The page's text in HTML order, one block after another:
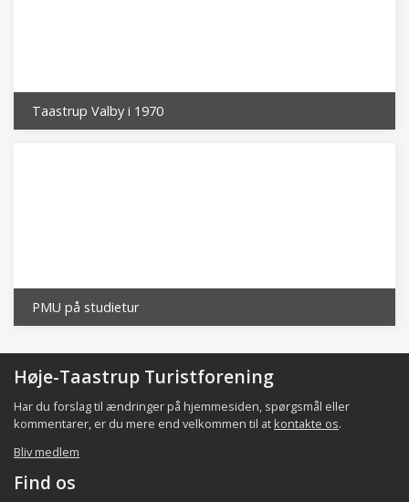
Taastrup Valby i 1970
PMU på studietur
Høje-Taastrup Turistforening
Har du forslag til ændringer på hjemmesiden, spørgsmål eller
kommentarer, er du mere end velkommen til at kontakte os.
Bliv medlem
Find os